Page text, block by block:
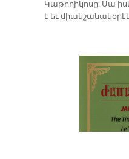
Կաթողիկոսը: Սա
է եւ